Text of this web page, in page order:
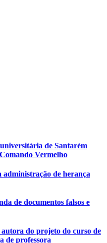
de Santarém
Vermelho
administração de herança
de documentos falsos e
do projeto do curso de
de professora